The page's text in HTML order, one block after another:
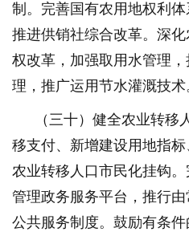
制。完善国有农用地权利体
推进供销社综合改革。深
权改革，加强取用水管理
理，推广运用节水灌溉技术
（三十）健全农业转
移支付、新增建设用地指
农业转移人口市民化挂钩
管理政务服务平台，推行
公共服务制度。鼓励有条